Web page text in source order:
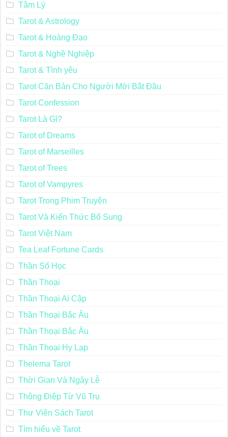
Tâm Lý
Tarot & Astrology
Tarot & Hoàng Đạo
Tarot & Nghề Nghiệp
Tarot & Tình yêu
Tarot Căn Bản Cho Người Mới Bắt Đầu
Tarot Confession
Tarot Là Gì?
Tarot of Dreams
Tarot of Marseilles
Tarot of Trees
Tarot of Vampyres
Tarot Trong Phim Truyện
Tarot Và Kiến Thức Bổ Sung
Tarot Việt Nam
Tea Leaf Fortune Cards
Thần Số Học
Thần Thoại
Thần Thoại Ai Cập
Thần Thoại Bắc Âu
Thần Thoại Bắc Âu
Thần Thoại Hy Lạp
Thelema Tarot
Thời Gian Và Ngày Lễ
Thông Điệp Từ Vũ Trụ
Thư Viện Sách Tarot
Tìm hiểu về Tarot